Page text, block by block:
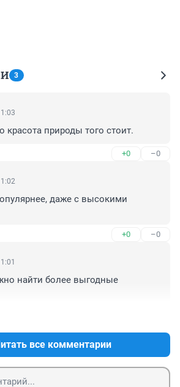
3
красота природы того стоит.
+0 –0
даже с высокими
+0 –0
найти более выгодные
все комментарии